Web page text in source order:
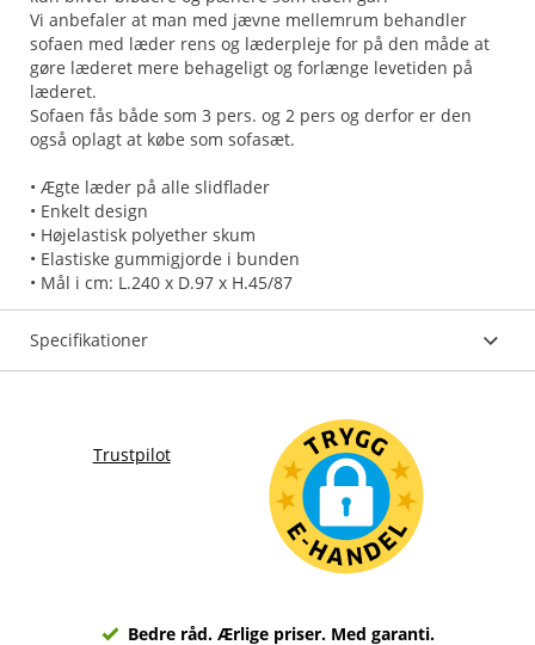
Vi anbefaler at man med jævne mellemrum behandler
sofaen med læder rens og læderpleje for på den måde at
gøre læderet mere behageligt og forlænge levetiden på
læderet.
Sofaen fås både som 3 pers. og 2 pers og derfor er den
også oplagt at købe som sofasæt.
• Ægte læder på alle slidflader
• Enkelt design
• Højelastisk polyether skum
• Elastiske gummigjorde i bunden
Specifikationer
Trustpilot
Bedre råd. Ærlige priser. Med garanti.